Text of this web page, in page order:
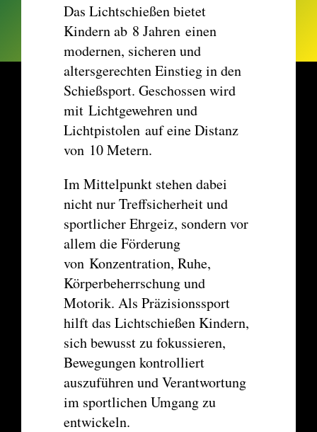
Das Lichtschießen bietet
Kindern ab 8 Jahren einen
modernen, sicheren und
altersgerechten Einstieg in den
Schießsport. Geschossen wird
mit Lichtgewehren und
Lichtpistolen auf eine Distanz
von 10 Metern.
Im Mittelpunkt stehen dabei
nicht nur Treffsicherheit und
sportlicher Ehrgeiz, sondern vor
allem die Förderung
von Konzentration, Ruhe,
Körperbeherrschung und
Motorik. Als Präzisionssport
hilft das Lichtschießen Kindern,
sich bewusst zu fokussieren,
Bewegungen kontrolliert
auszuführen und Verantwortung
im sportlichen Umgang zu
entwickeln.